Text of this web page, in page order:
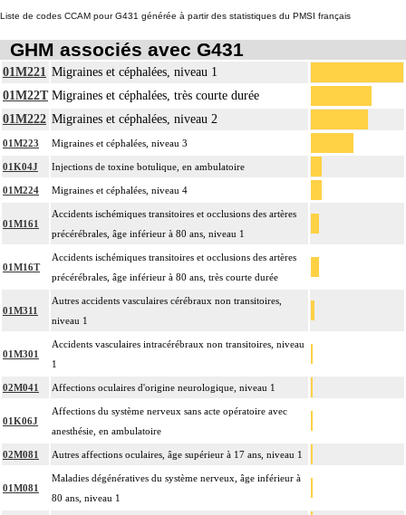
Liste de codes CCAM pour G431 générée à partir des statistiques du PMSI français
GHM associés avec G431
01M221 Migraines et céphalées, niveau 1
01M22T Migraines et céphalées, très courte durée
01M222 Migraines et céphalées, niveau 2
01M223 Migraines et céphalées, niveau 3
01K04J Injections de toxine botulique, en ambulatoire
01M224 Migraines et céphalées, niveau 4
01M161
Accidents ischémiques transitoires et occlusions des artères
précérébrales, âge inférieur à 80 ans, niveau 1
01M16T
Accidents ischémiques transitoires et occlusions des artères
précérébrales, âge inférieur à 80 ans, très courte durée
01M311
Autres accidents vasculaires cérébraux non transitoires,
niveau 1
01M301
Accidents vasculaires intracérébraux non transitoires, niveau
1
02M041 Affections oculaires d'origine neurologique, niveau 1
01K06J
Affections du système nerveux sans acte opératoire avec
anesthésie, en ambulatoire
02M081 Autres affections oculaires, âge supérieur à 17 ans, niveau 1
01M081
Maladies dégénératives du système nerveux, âge inférieur à
80 ans, niveau 1